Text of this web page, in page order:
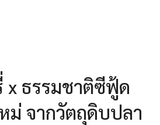
ธรรมชาติซีฟู้ด
ม่ จากวัตถุดิบปลา